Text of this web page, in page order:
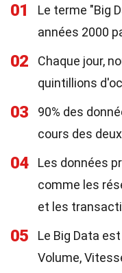
01
Le terme "Big
années 2000
02
Chaque jour,
quintillions
03
90% des
cours des
04
Les données
comme les
et les
05
Le Big Data
Volume,